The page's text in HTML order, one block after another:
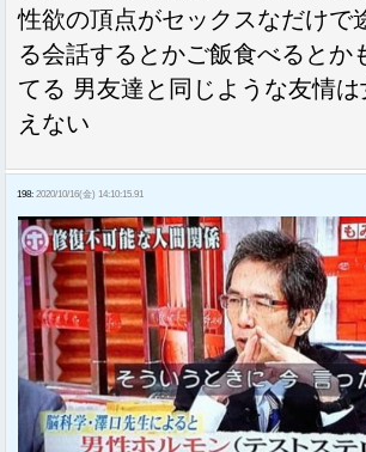
性欲の頂点がセックスなだけで
る会話するとかご飯食べるとか
てる 男友達と同じような友情は
えない
198: 2020/10/16(金) 14:10:15.91